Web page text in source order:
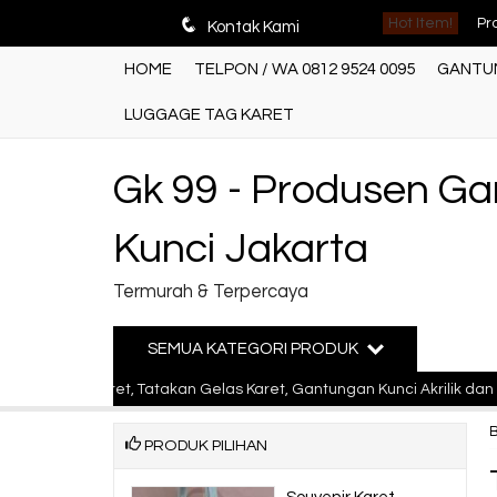
q Kontak Kami Hot Item!
HOME TELPON / WA 0812 9524 0095
LUGGAGE TAG KARET
Gk 99 - Produsen
Kunci Jakarta
Termurah & Terpercaya
SEMUA KATEGORI PRODUK
Karet, Tatakan Gelas Karet, Gantungan Kunci Akrilik dan
PRODUK PILIHAN